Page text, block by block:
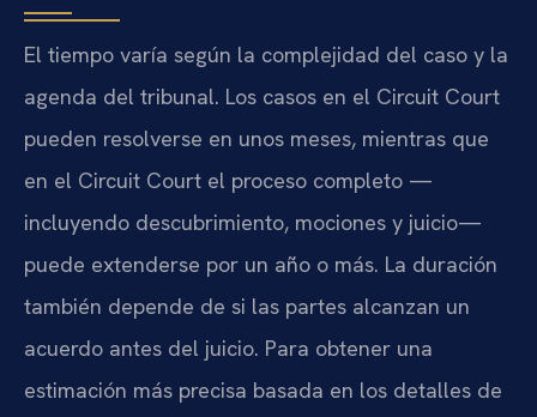
El tiempo varía según la complejidad del caso y la
agenda del tribunal. Los casos en el Circuit Court
pueden resolverse en unos meses, mientras que
en el Circuit Court el proceso completo —
incluyendo descubrimiento, mociones y juicio—
puede extenderse por un año o más. La duración
también depende de si las partes alcanzan un
acuerdo antes del juicio. Para obtener una
estimación más precisa basada en los detalles de